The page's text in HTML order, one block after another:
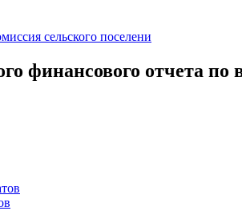
сельского поселени
финансового отчета